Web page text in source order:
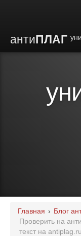
антиПЛАГ
Преимущества
Институты
Партнерам
Главная › Блог
Проверить на
текст на antiplag.ru